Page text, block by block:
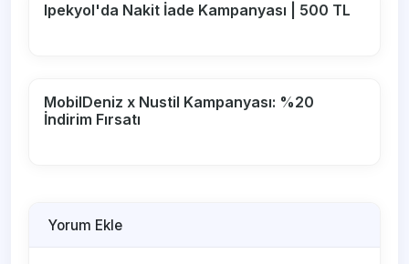
Ipekyol'da Nakit İade Kampanyası | 500 TL
MobilDeniz x Nustil Kampanyası: %20
İndirim Fırsatı
Yorum Ekle